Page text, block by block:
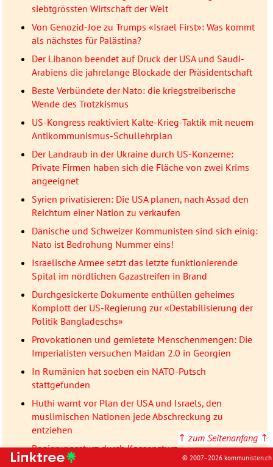
siebtgrössten Wirtschaft der Welt
Von Genozid-Joe zu Trumps «Israel First»: Was kommt
als nächstes für Palästina?
Der Libanon beendet auf Druck der USA und Saudi-
Arabiens die jahrelange Blockade der Präsidentschaft
Beste Verbündete der Nato: die kriegstreiberische
Wende des Trotzkismus
US-Kongress reaktiviert Kalte-Krieg-Taktik mit neuem
Antikommunismus-Schullehrplan
Der Landraub in der Ukraine durch US-Konzerne:
Private Firmen haben sich die Fläche von zwei Krims
angeeignet
Syrien privatisieren: Die USA planen, nach Assad den
Reichtum einer Nation zu verkaufen
Dänische und Schweizer Kommunisten sind sich einig:
Nato ist Bedrohung Nummer eins!
Israelische Armee setzt das letzte funktionierende
Spital im nördlichen Gazastreifen in Brand
Durchgesickerte Dokumente enthüllen geheimes
Komplott der US-Regierung zur «Destabilisierung der
Politik Bangladeschs»
Provokationen und gemietete Menschenmengen: Die
Imperialisten versuchen Maidan 2.0 in Georgien
In Rumänien hat soeben ein NATO-Putsch
stattgefunden
Huthi warnt vor Plan der USA und Israels, den
muslimischen Nationen jede Abschreckung zu
entziehen
Regierungssturz durch Kassensturz
↑ zum Seitenanfang ↑
© 2007–2026 kommunisten.ch